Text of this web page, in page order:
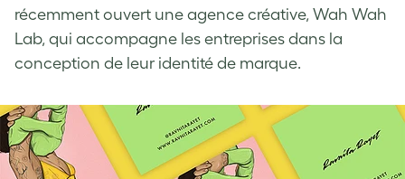
récemment ouvert une agence créative, Wah Wah
Lab, qui accompagne les entreprises dans la
conception de leur identité de marque.